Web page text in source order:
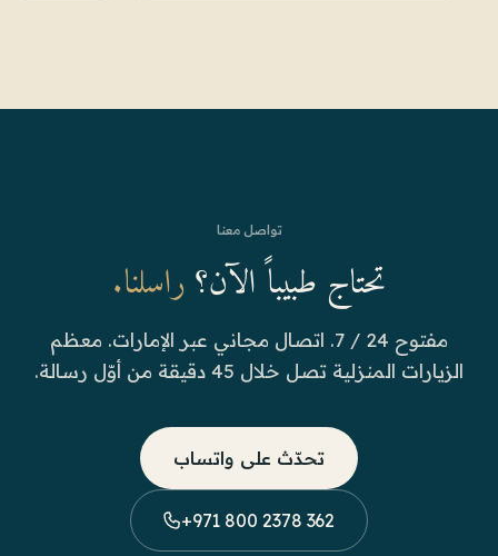
تواصل معنا
تحتاج طبيباً الآن؟ راسلنا.
مفتوح 24 / 7. اتصال مجاني عبر الإمارات. معظم
الزيارات المنزلية تصل خلال 45 دقيقة من أوّل رسالة.
تحدّث على واتساب
+971 800 2378 362